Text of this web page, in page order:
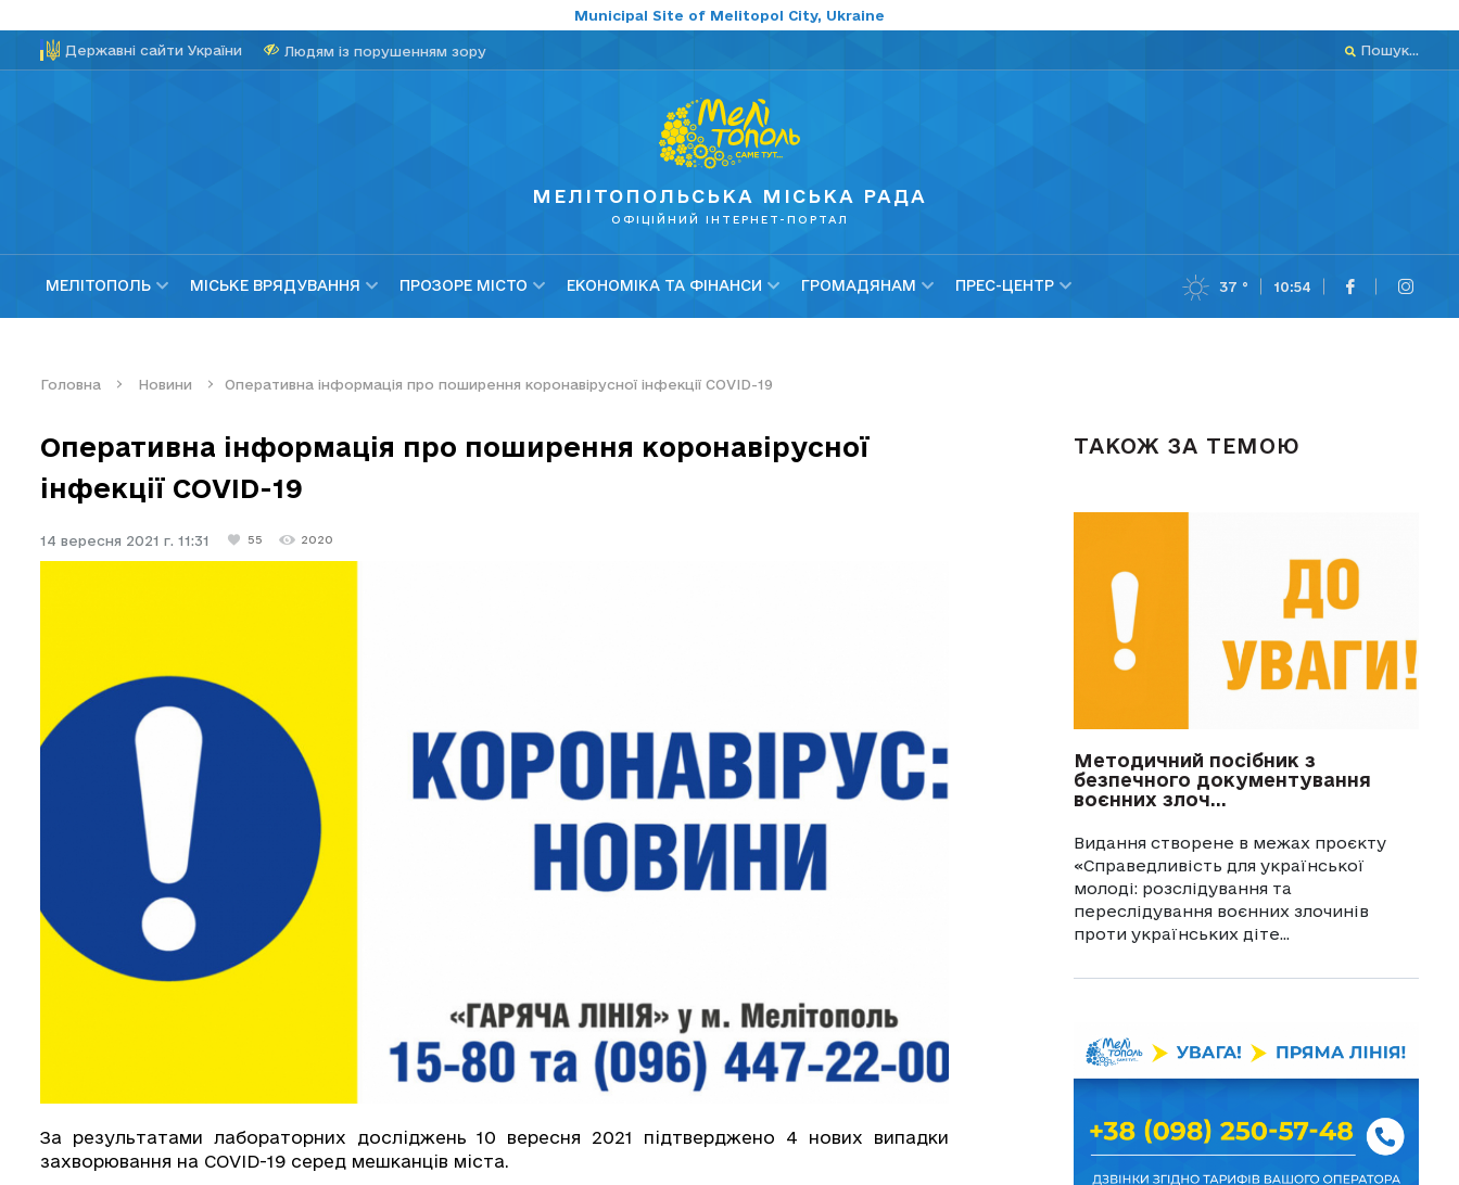
Municipal Site of Melitopol City, Ukraine
Державні сайти України Людям із порушенням зору Пошук...
МЕЛІТОПОЛЬСЬКА МІСЬКА РАДА
ОФІЦІЙНИЙ ІНТЕРНЕТ-ПОРТАЛ
МЕЛІТОПОЛЬ МІСЬКЕ ВРЯДУВАННЯ ПРОЗОРЕ МІСТО ЕКОНОМІКА ТА ФІНАНСИ ГРОМАДЯНАМ ПРЕС-ЦЕНТР 37 ° 10:54
Головна Новини Оперативна інформація про поширення коронавірусної інфекції COVID-19
Оперативна інформація про поширення коронавірусної
інфекції COVID-19
14 вересня 2021 г. 11:31 55 2020
За результатами лабораторних досліджень 10 вересня 2021 підтверджено 4 нових випадки
захворювання на COVID-19 серед мешканців міста.
ТАКОЖ ЗА ТЕМОЮ
Методичний посібник з
безпечного документування
воєнних злоч...
Видання створене в межах проєкту
«Справедливість для української
молоді: розслідування та
переслідування воєнних злочинів
проти українських діте...